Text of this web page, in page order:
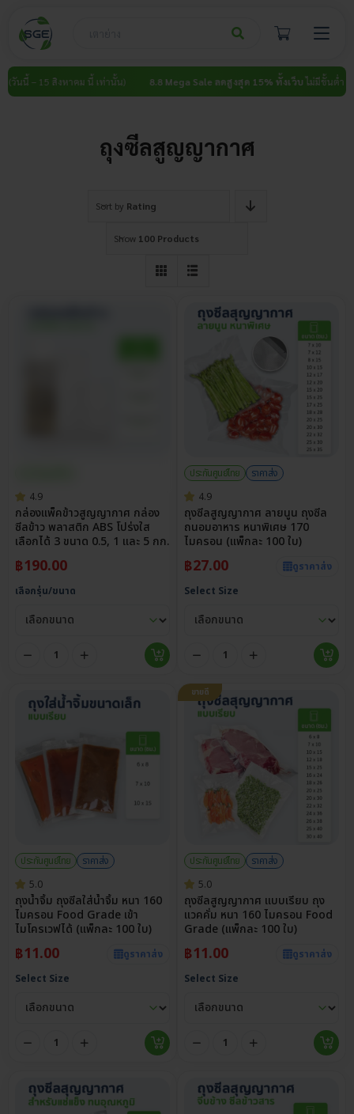
content
นี้ – 15 สิงหาคม นี้ เท่านั้น) 8.8 Mega Sale ลดสูงสุด 15% ทั้งเว็บไม่มีขั้นต่ำ (วันนี้
ถุงซีลสูญญากาศ
Sort by Rating
Show 100 Products
4.9
กล่องแพ็คข้าวสูญญากาศ กล่อง
ซีลข้าว พลาสติก ABS โปร่งใส
เลือกได้ 3 ขนาด 0.5, 1 และ 5 กก.
฿190.00
เลือกรุ่น/ขนาด
ประกันศูนย์ไทย
ราคาส่ง
4.9
ถุงซีลสูญญากาศ ลายนูน ถุงซีล
ถนอมอาหาร หนาพิเศษ 170
ไมครอน (แพ็กละ 100 ใบ)
฿27.00
ดูราคาส่ง
Select Size
ประกันศูนย์ไทย
ราคาส่ง
5.0
ถุงน้ำจิ้ม ถุงซีลใส่น้ำจิ้ม หนา 160
ไมครอน Food Grade เข้า
ไมโครเวฟได้ (แพ็กละ 100 ใบ)
฿11.00
ดูราคาส่ง
Select Size
ขายดี
ประกันศูนย์ไทย
ราคาส่ง
5.0
ถุงซีลสูญญากาศ แบบเรียบ ถุง
แวคคั่ม หนา 160 ไมครอน Food
Grade (แพ็กละ 100 ใบ)
฿11.00
ดูราคาส่ง
Select Size